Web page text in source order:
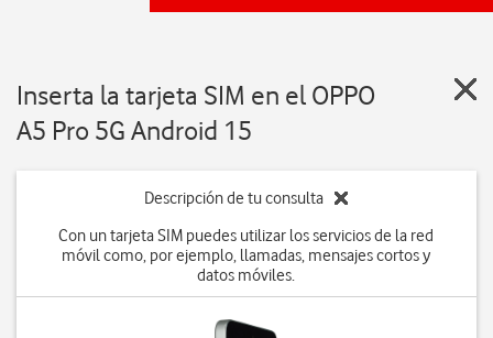
Inserta la tarjeta SIM en el OPPO
A5 Pro 5G Android 15
Descripción de tu consulta
Con un tarjeta SIM puedes utilizar los servicios de la red
móvil como, por ejemplo, llamadas, mensajes cortos y
datos móviles.